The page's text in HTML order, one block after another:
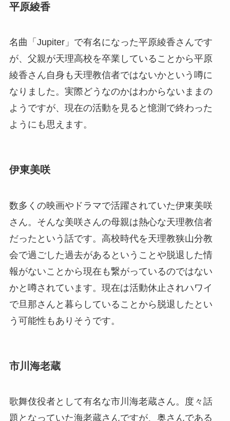
平原綾香
名曲「Jupiter」で有名になった平原綾香さんです
が、父親が天理高校を卒業していることから平原
綾香さん自身も天理教信者ではないかという噂に
なりました。実際どうなのかはわからないままの
ようですが、現在の活動を見ると憶測で終わった
ようにも思えます。
伊東美咲
数多くの映画やドラマで活躍されていた伊東美咲
さん。そんな美咲さんの母親は熱心な天理教信者
だったという話です。高校時代を天理教狭山分教
会で過ごした過去があるということや脱退した情
報がないことから現在も繋がっているのではない
かと噂されています。現在は活動休止されハワイ
で旦那さんと暮らしていることから脱退したとい
う可能性もありそうです。
市川海老蔵
歌舞伎役者として有名な市川海老蔵さん。度々話
題となっていた海老蔵さんですが、奥さんである